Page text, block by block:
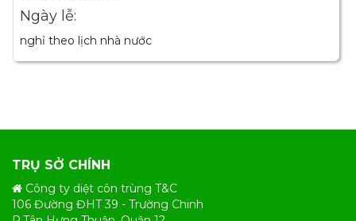
Ngày lễ:
nghỉ theo lịch nhà nước
TRỤ SỞ CHÍNH
Công ty diệt côn trùng T&C
106 Đường ĐHT 39 - Trường Chinh